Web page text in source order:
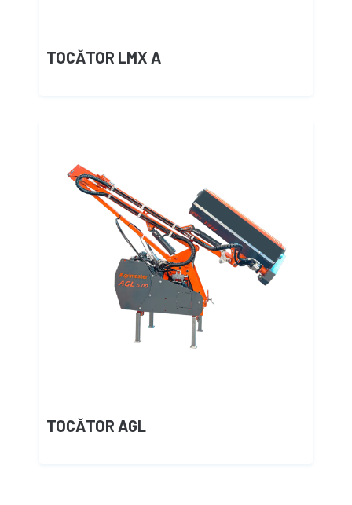
TOCĂTOR LMX A
TOCĂTOR AGL